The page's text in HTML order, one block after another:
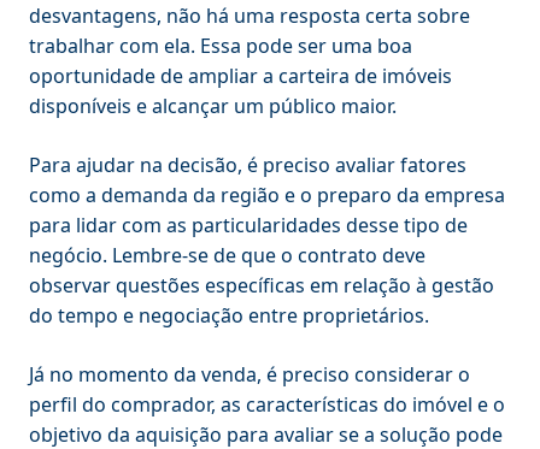
desvantagens, não há uma resposta certa sobre
trabalhar com ela. Essa pode ser uma boa
oportunidade de ampliar a carteira de imóveis
disponíveis e alcançar um público maior.
Para ajudar na decisão, é preciso avaliar fatores
como a demanda da região e o preparo da empresa
para lidar com as particularidades desse tipo de
negócio. Lembre-se de que o contrato deve
observar questões específicas em relação à gestão
do tempo e negociação entre proprietários.
Já no momento da venda, é preciso considerar o
perfil do comprador, as características do imóvel e o
objetivo da aquisição para avaliar se a solução pode